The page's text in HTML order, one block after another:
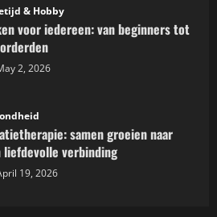
& Hobby
voor iedereen: van beginners tot
2, 2026
samen groeien naar
liefdevolle verbinding
19, 2026